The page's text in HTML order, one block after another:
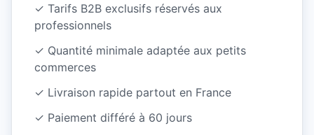
✓ Tarifs B2B exclusifs réservés aux
professionnels
✓ Quantité minimale adaptée aux petits
commerces
✓ Livraison rapide partout en France
✓ Paiement différé à 60 jours